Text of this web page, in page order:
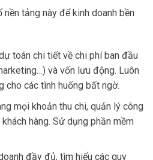
tảng này để kinh doanh bền
toán chi tiết về chi phí ban đầu
và vốn lưu động. Luôn
cho các tình huống bất ngờ.
mọi khoản thu chi, quản lý công
hàng. Sử dụng phần mềm
đầy đủ, tìm hiểu các quy